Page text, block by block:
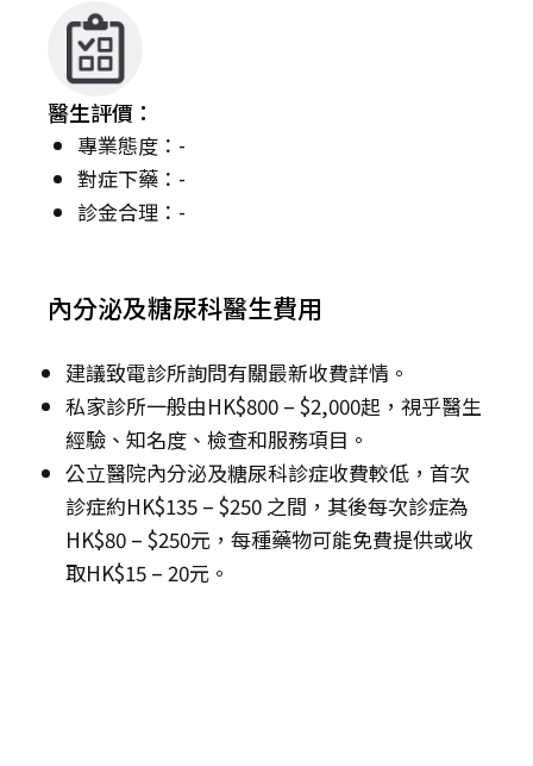
醫生評價：
專業態度：-
對症下藥：-
診金合理：-
內分泌及糖尿科醫生費用
建議致電診所詢問有關最新收費詳情。
私家診所一般由HK$800 – $2,000起，視乎醫生
經驗、知名度、檢查和服務項目。
公立醫院內分泌及糖尿科診症收費較低，首次
診症約HK$135 – $250 之間，其後每次診症為
HK$80 – $250元，每種藥物可能免費提供或收
取HK$15 – 20元。